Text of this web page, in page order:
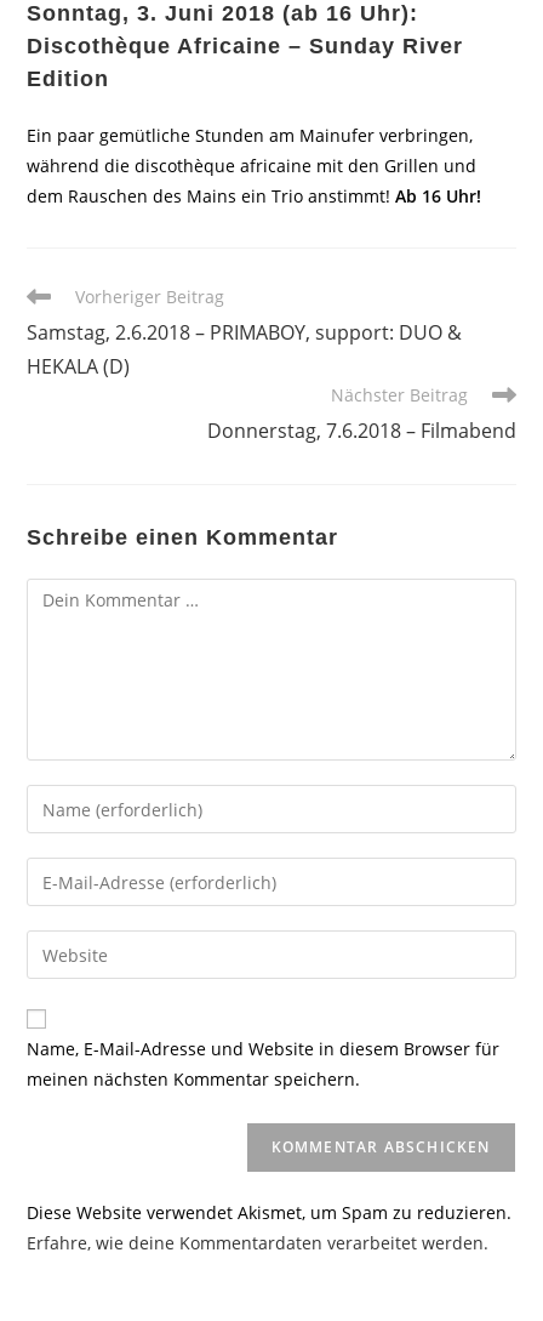
Sonntag, 3. Juni 2018 (ab 16 Uhr):
Discothèque Africaine – Sunday River
Edition
Ein paar gemütliche Stunden am Mainufer verbringen,
während die discothèque africaine mit den Grillen und
dem Rauschen des Mains ein Trio anstimmt!Ab 16 Uhr!
Weitere
ansehen
Vorheriger Beitrag
Samstag, 2.6.2018 – PRIMABOY, support: DUO &
HEKALA (D)
Nächster Beitrag
Donnerstag, 7.6.2018 – Filmabend
Schreibe einen Kommentar
Kommentar
Gib
deinen
Namen
oder
zum
Kommentieren
ein
Gib
deine
E-
Mail-
zum
Kommentieren
ein
Gib
deine
Website-
URL
Name, E-Mail-Adresse und Website in diesem Browser für
meinen nächsten Kommentar speichern.
Diese Website verwendet Akismet, um Spam zu reduzieren.
Erfahre, wie deine Kommentardaten verarbeitet werden.